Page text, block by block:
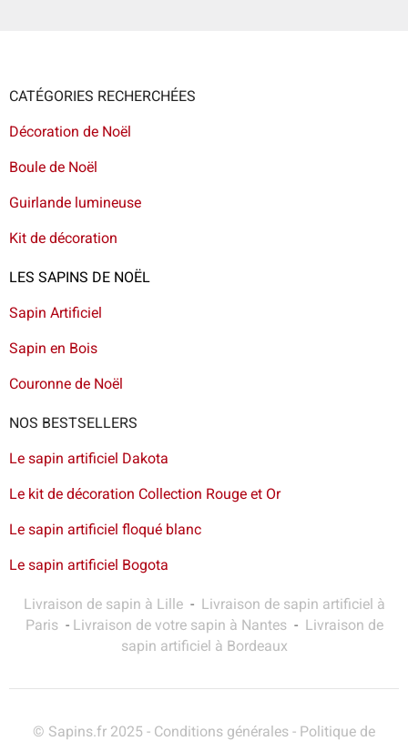
CATÉGORIES RECHERCHÉES
Décoration de Noël
Boule de Noël
Guirlande lumineuse
Kit de décoration
LES SAPINS DE NOËL
Sapin Artificiel
Sapin en Bois
Couronne de Noël
NOS BESTSELLERS
Le sapin artificiel Dakota
Le kit de décoration Collection Rouge et Or
Le sapin artificiel floqué blanc
Le sapin artificiel Bogota
Livraison de sapin à Lille- Livraison de sapin artificiel à
Paris- Livraison de votre sapin à Nantes- Livraison de
sapin artificiel à Bordeaux
© Sapins.fr 2025 - Conditions générales - Politique de